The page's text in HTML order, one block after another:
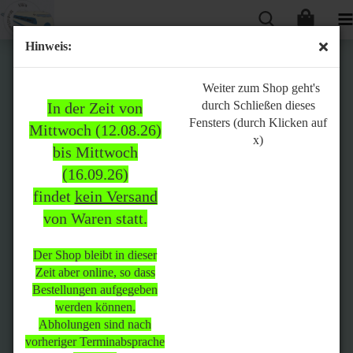
Hinweis:
In der Zeit von
Mittwoch (12.08.26)
bis Mittwoch
(16.09.26)
findet kein Versand
von Waren statt.
Der Shop bleibt in dieser
Zeit aber online, so dass
Bestellungen aufgegeben
werden können.
Abholungen sind nach
vorheriger Terminabsprache
Weiter zum Shop geht's
durch Schließen dieses
Fensters (durch Klicken auf
x)
Bitte
beachten:
In der Zeit von Mittwoch
(12.08.26) bis Mittwoch
(16.09.26)
statt.
Der Shop bleibt in dieser Zeit
aber online, so dass
Bestellungen aufgegeben
werden können.